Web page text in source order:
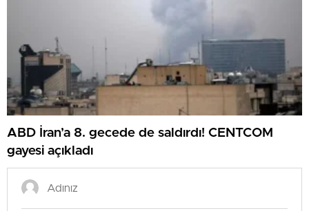
ABD İran’a 8. gecede de saldırdı! CENTCOM
gayesi açıkladı